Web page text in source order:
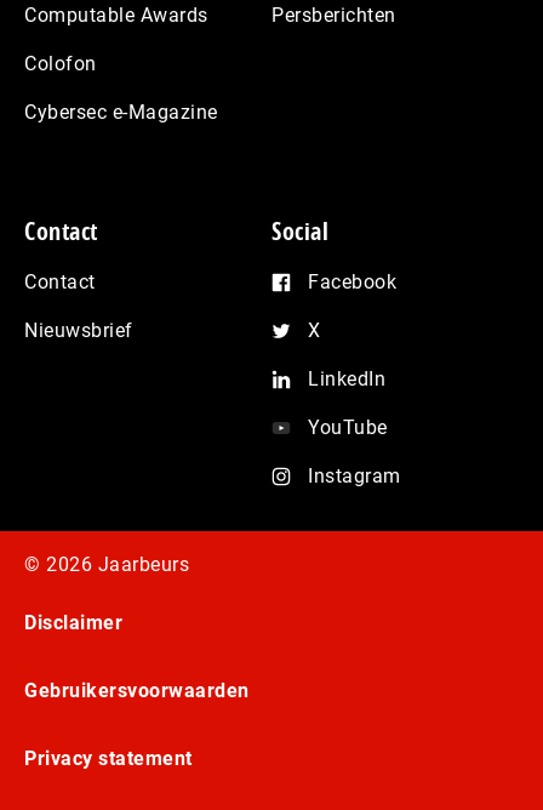
Computable Awards
Colofon
Cybersec e-Magazine
Persberichten
Contact
Contact
Nieuwsbrief
Social
Facebook
X
LinkedIn
YouTube
Instagram
© 2026 Jaarbeurs
Disclaimer
Gebruikersvoorwaarden
Privacy statement